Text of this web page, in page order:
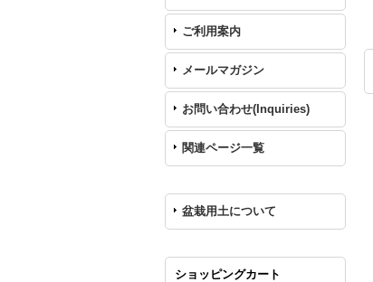
ご利用案内
メールマガジン
お問い合わせ(Inquiries)
関連ページ一覧
盆栽用土について
ショッピングカート